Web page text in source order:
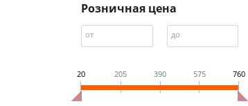
Розничная цена
от до
20 205 390 575 760